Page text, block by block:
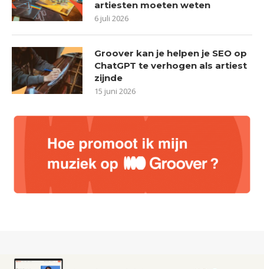
artiesten moeten weten
6 juli 2026
Groover kan je helpen je SEO op
ChatGPT te verhogen als artiest
zijnde
15 juni 2026